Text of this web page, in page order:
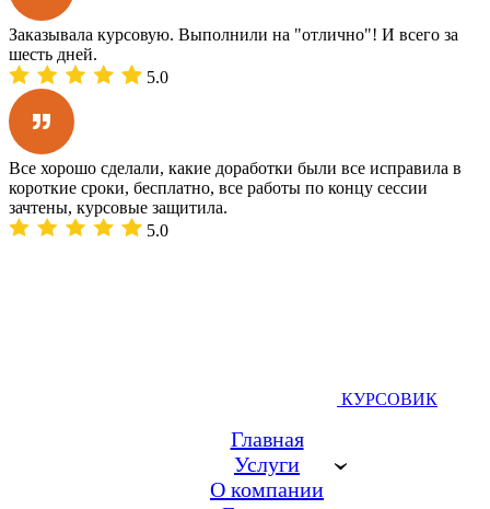
Заказывала курсовую. Выполнили на "отлично"! И всего за
шесть дней.
5.0
Все хорошо сделали, какие доработки были все исправила в
короткие сроки, бесплатно, все работы по концу сессии
зачтены, курсовые защитила.
5.0
КУРСОВИК
Главная
Услуги
О компании